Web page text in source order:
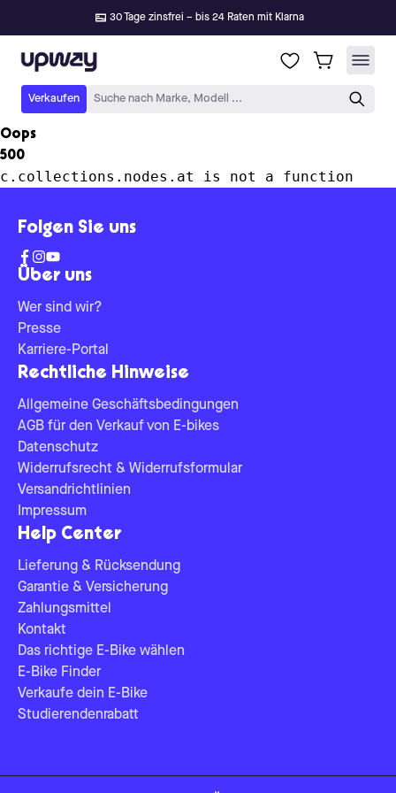
30 Tage zinsfrei – bis 24 Raten mit Klarna
Upway
Verkaufen Suche nach Marke, Modell ...
Oops
500
c.collections.nodes.at is not a function
Über uns
Wer sind wir?
Presse
Karriere-Portal
Rechtliche Hinweise
Allgemeine Geschäftsbedingungen
AGB für den Verkauf von E-bikes
Datenschutz
Widerrufsrecht & Widerrufsformular
Versandrichtlinien
Impressum
Help Center
Lieferung & Rücksendung
Garantie & Versicherung
Zahlungsmittel
Kontakt
Das richtige E-Bike wählen
E-Bike Finder
Verkaufe dein E-Bike
Studierendenrabatt
Folgen Sie uns